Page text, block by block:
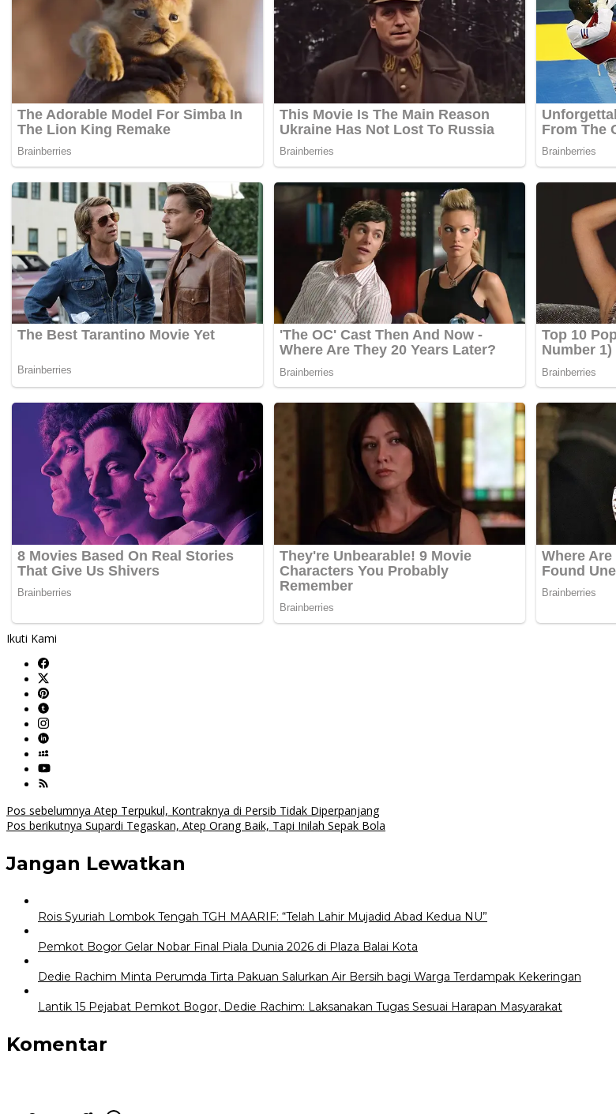
Ikuti Kami
Navigasi
pos
Pos sebelumnya Atep Terpukul, Kontraknya di Persib Tidak Diperpanjang
Pos berikutnya Supardi Tegaskan, Atep Orang Baik, Tapi Inilah Sepak Bola
Jangan Lewatkan
Rois Syuriah Lombok Tengah TGH MAARIF: “Telah Lahir Mujadid Abad Kedua NU”
Pemkot Bogor Gelar Nobar Final Piala Dunia 2026 di Plaza Balai Kota
Dedie Rachim Minta Perumda Tirta Pakuan Salurkan Air Bersih bagi Warga Terdampak Kekeringan
Lantik 15 Pejabat Pemkot Bogor, Dedie Rachim: Laksanakan Tugas Sesuai Harapan Masyarakat
Komentar